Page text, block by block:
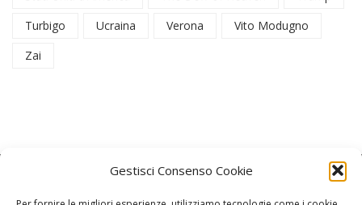
Gestisci Consenso Cookie
Turbigo
Ucraina Verona
Vito Modugno
Zai